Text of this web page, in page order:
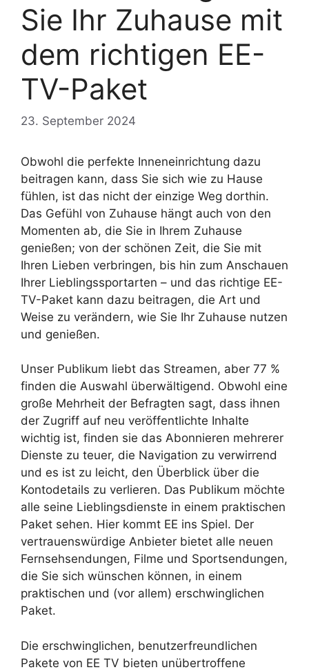
Sie Ihr Zuhause mit
dem richtigen EE-
TV-Paket
23. September 2024
Obwohl die perfekte Inneneinrichtung dazu
beitragen kann, dass Sie sich wie zu Hause
fühlen, ist das nicht der einzige Weg dorthin.
Das Gefühl von Zuhause hängt auch von den
Momenten ab, die Sie in Ihrem Zuhause
genießen; von der schönen Zeit, die Sie mit
Ihren Lieben verbringen, bis hin zum Anschauen
Ihrer Lieblingssportarten – und das richtige EE-
TV-Paket kann dazu beitragen, die Art und
Weise zu verändern, wie Sie Ihr Zuhause nutzen
und genießen.
Unser Publikum liebt das Streamen, aber 77 %
finden die Auswahl überwältigend. Obwohl eine
große Mehrheit der Befragten sagt, dass ihnen
der Zugriff auf neu veröffentlichte Inhalte
wichtig ist, finden sie das Abonnieren mehrerer
Dienste zu teuer, die Navigation zu verwirrend
und es ist zu leicht, den Überblick über die
Kontodetails zu verlieren. Das Publikum möchte
alle seine Lieblingsdienste in einem praktischen
Paket sehen. Hier kommt EE ins Spiel. Der
vertrauenswürdige Anbieter bietet alle neuen
Fernsehsendungen, Filme und Sportsendungen,
die Sie sich wünschen können, in einem
praktischen und (vor allem) erschwinglichen
Paket.
Die erschwinglichen, benutzerfreundlichen
Pakete von EE TV bieten unübertroffene